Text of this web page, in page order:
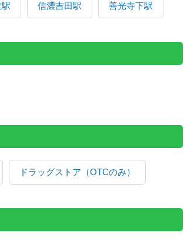
信濃吉田駅 善光寺下駅
ドラッグストア（OTCのみ）